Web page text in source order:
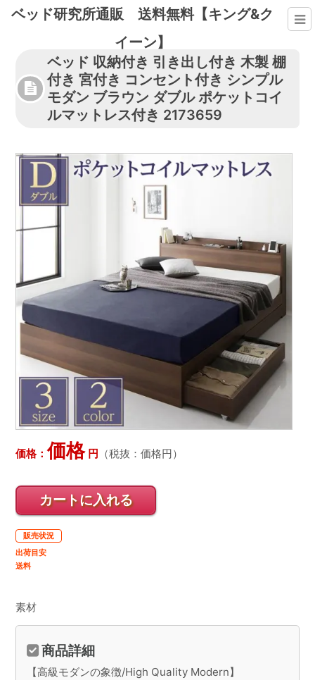
ベッド研究所通販 送料無料【キング&ク
イーン】
ベッド 収納付き 引き出し付き 木製 棚
付き 宮付き コンセント付き シンプル
モダン ブラウン ダブル ポケットコイ
ルマットレス付き 2173659
価格：価格円 （税抜：価格円）
カートに入れる
販売状況
出荷目安
送料
素材
商品詳細
【高級モダンの象徴/High Quality Modern】